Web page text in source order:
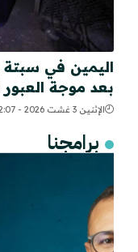
اليمين في سبتة
بعد موجة
الإثنين 3 غشت 2026 - 12:07
برامجنا